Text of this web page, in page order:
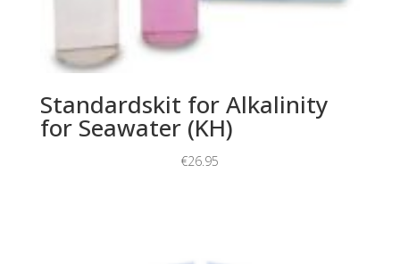
Standardskit for Alkalinity
for Seawater (KH)
€26.95